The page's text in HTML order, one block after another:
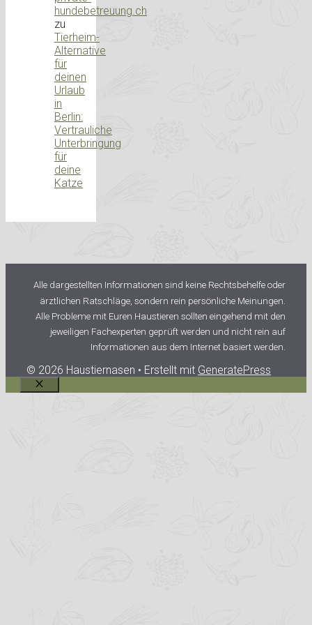
hundebetreuung.ch
zu
Tierheim-
Alternative
für
deinen
Urlaub
in
Berlin:
Vertrauliche
Unterbringung
für
deine
Katze
Alle dargestellten Informationen sind keine Rechtsbehelfe oder
ärztlichen Ratschläge, sondern rein persönliche Meinungen.
Alle Probleme mit Euren Haustieren sollten eingehend mit den
jeweiligen Fachexperten geprüft werden und nicht rein auf
Informationen aus dem Internet basiert werden.
© 2026 Haustiernasen • Erstellt mit GeneratePress
Schließen